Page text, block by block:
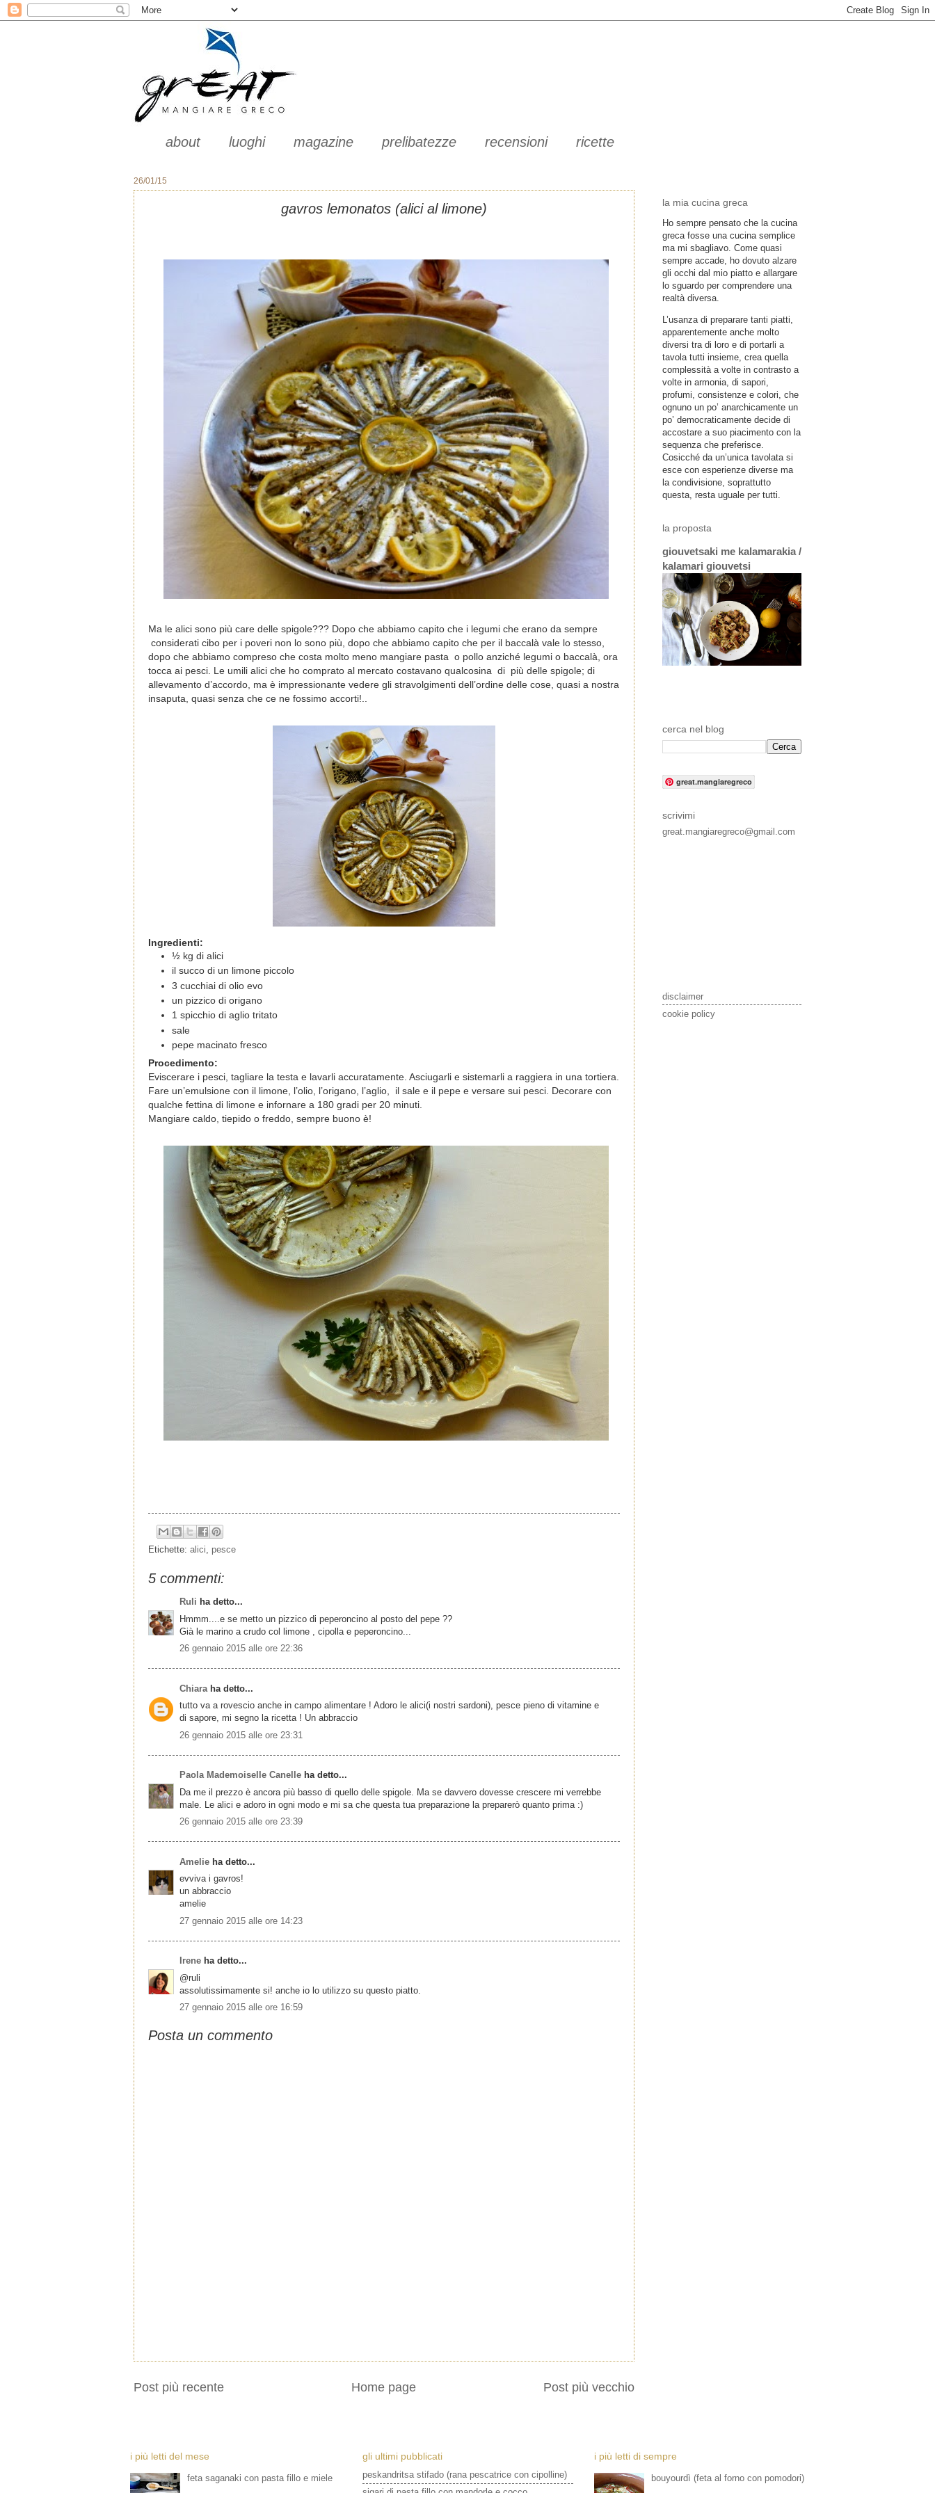
about luoghi magazine prelibatezze recensioni ricette
26/01/15
gavros lemonatos (alici al limone)
Ma le alici sono più care delle spigole??? Dopo che abbiamo capito che i legumi che erano da sempre
considerati cibo per i poveri non lo sono più, dopo che abbiamo capito che per il baccalà vale lo stesso,
dopo che abbiamo compreso che costa molto meno mangiare pasta o pollo anziché legumi o baccalà, ora
tocca ai pesci. Le umili alici che ho comprato al mercato costavano qualcosina di più delle spigole; di
allevamento d’accordo, ma è impressionante vedere gli stravolgimenti dell’ordine delle cose, quasi a nostra
insaputa, quasi senza che ce ne fossimo accorti!..
Ingredienti:
½ kg di alici
il succo di un limone piccolo
3 cucchiai di olio evo
un pizzico di origano
1 spicchio di aglio tritato
sale
pepe macinato fresco
Procedimento:
Eviscerare i pesci, tagliare la testa e lavarli accuratamente. Asciugarli e sistemarli a raggiera in una tortiera.
Fare un’emulsione con il limone, l’olio, l’origano, l’aglio, il sale e il pepe e versare sui pesci. Decorare con
qualche fettina di limone e infornare a 180 gradi per 20 minuti.
Mangiare caldo, tiepido o freddo, sempre buono è!
Etichette: alici, pesce
5 commenti:
Ruli ha detto...
Hmmm....e se metto un pizzico di peperoncino al posto del pepe ??
Già le marino a crudo col limone , cipolla e peperoncino...
26 gennaio 2015 alle ore 22:36
Chiara ha detto...
tutto va a rovescio anche in campo alimentare ! Adoro le alici(i nostri sardoni), pesce pieno di vitamine e
di sapore, mi segno la ricetta ! Un abbraccio
26 gennaio 2015 alle ore 23:31
Paola Mademoiselle Canelle ha detto...
Da me il prezzo è ancora più basso di quello delle spigole. Ma se davvero dovesse crescere mi verrebbe
male. Le alici e adoro in ogni modo e mi sa che questa tua preparazione la preparerò quanto prima :)
26 gennaio 2015 alle ore 23:39
Amelie ha detto...
evviva i gavros!
un abbraccio
amelie
27 gennaio 2015 alle ore 14:23
Irene ha detto...
@ruli
assolutissimamente si! anche io lo utilizzo su questo piatto.
27 gennaio 2015 alle ore 16:59
Posta un commento
Post più recente Post più vecchio
Home page
la mia cucina greca
Ho sempre pensato che la cucina
greca fosse una cucina semplice
ma mi sbagliavo. Come quasi
sempre accade, ho dovuto alzare
gli occhi dal mio piatto e allargare
lo sguardo per comprendere una
realtà diversa.
L’usanza di preparare tanti piatti,
apparentemente anche molto
diversi tra di loro e di portarli a
tavola tutti insieme, crea quella
complessità a volte in contrasto a
volte in armonia, di sapori,
profumi, consistenze e colori, che
ognuno un po’ anarchicamente un
po’ democraticamente decide di
accostare a suo piacimento con la
sequenza che preferisce.
Cosicché da un’unica tavolata si
esce con esperienze diverse ma
la condivisione, soprattutto
questa, resta uguale per tutti.
la proposta
giouvetsaki me kalamarakia /
kalamari giouvetsi
cerca nel blog
great.mangiaregreco
scrivimi
great.mangiaregreco@gmail.com
disclaimer
cookie policy
i più letti del mese
feta saganaki con pasta fillo e miele
gli ultimi pubblicati
peskandritsa stifado (rana pescatrice con cipolline)
i più letti di sempre
bouyourdì (feta al forno con pomodori)